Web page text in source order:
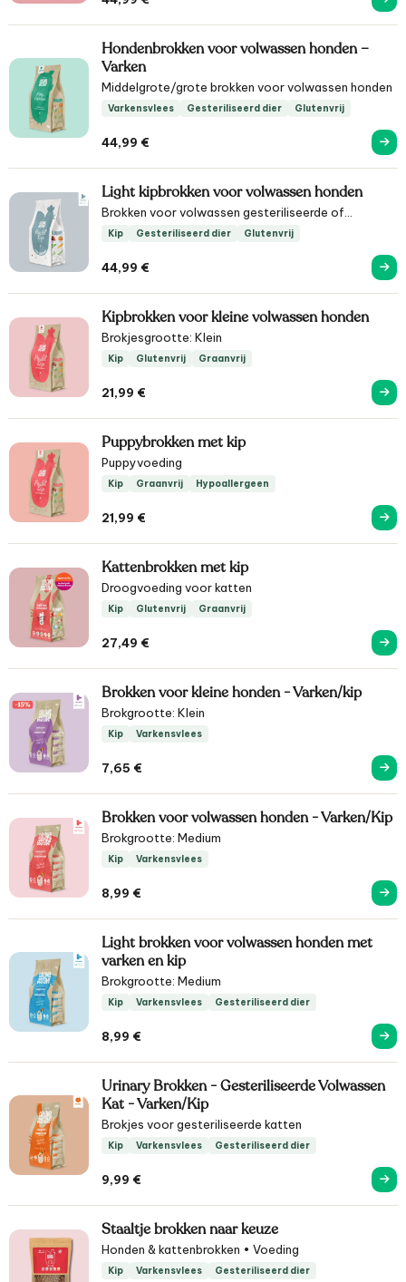
Hondenbrokken voor volwassen honden –
Varken
Middelgrote/grote brokken voor volwassen honden
Varkensvlees Gesteriliseerd dier Glutenvrij
44,99 €
Light kipbrokken voor volwassen honden
Brokken voor volwassen gesteriliseerde of
zwaarlijvige honden / senior honden
Kip Gesteriliseerd dier Glutenvrij
44,99 €
Kipbrokken voor kleine volwassen honden
Brokjesgrootte: Klein
Kip Glutenvrij Graanvrij
21,99 €
Puppybrokken met kip
Puppyvoeding
Kip Graanvrij Hypoallergeen
21,99 €
Kattenbrokken met kip
Droogvoeding voor katten
Kip Glutenvrij Graanvrij
27,49 €
Brokken voor kleine honden - Varken/kip
Brokgrootte: Klein
Kip Varkensvlees
7,65 €
Brokken voor volwassen honden - Varken/Kip
Brokgrootte: Medium
Kip Varkensvlees
8,99 €
Light brokken voor volwassen honden met
varken en kip
Brokgrootte: Medium
Kip Varkensvlees Gesteriliseerd dier
8,99 €
Urinary Brokken - Gesteriliseerde Volwassen
Kat - Varken/Kip
Brokjes voor gesteriliseerde katten
Kip Varkensvlees Gesteriliseerd dier
9,99 €
Staaltje brokken naar keuze
Honden & kattenbrokken • Voeding
Kip Varkensvlees Gesteriliseerd dier